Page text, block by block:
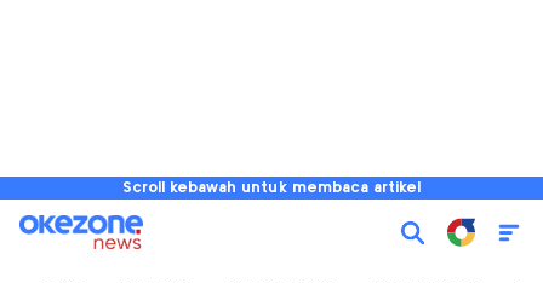
Scroll kebawah untuk membaca artikel